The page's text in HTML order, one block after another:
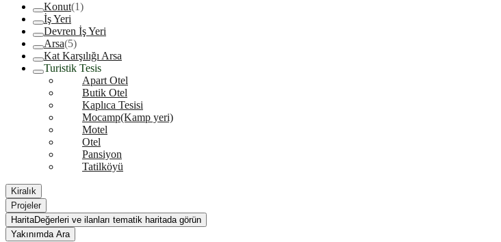
Konut(1)
İş Yeri
Devren İş Yeri
Arsa(5)
Kat Karşılığı Arsa
Turistik Tesis
Apart Otel
Butik Otel
Kaplıca Tesisi
Mocamp(Kamp yeri)
Motel
Otel
Pansiyon
Tatilköyü
Kiralık
Projeler
HaritaDeğerleri ve ilanları tematik haritada görün
Yakınımda Ara